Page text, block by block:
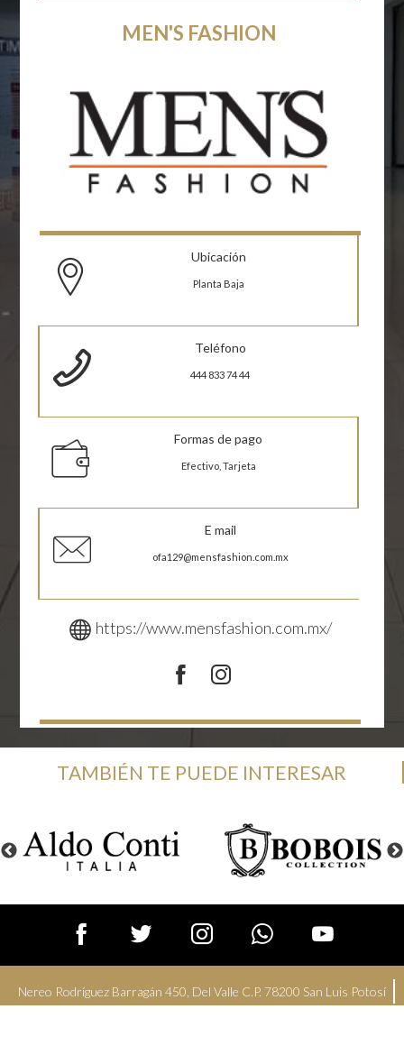
MEN'S FASHION
Ubicación
Planta Baja
Teléfono
444 833 74 44
Formas de pago
Efectivo, Tarjeta
E mail
ofa129@mensfashion.com.mx
https://www.mensfashion.com.mx/
TAMBIÉN TE PUEDE INTERESAR
Nereo Rodríguez Barragán 450, Del Valle C.P. 78200 San Luis Potosí